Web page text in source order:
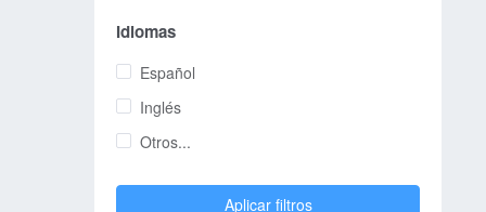
Idiomas
Español
Inglés
Otros...
Aplicar filtros